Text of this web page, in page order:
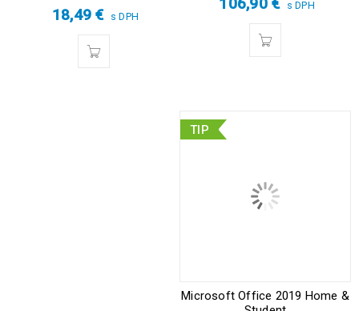
18,49€ s DPH
106,90 € s DPH
TIP
Microsoft Office 2019 Home &